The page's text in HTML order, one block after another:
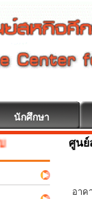
นักศึกษา
ศูน
อาค